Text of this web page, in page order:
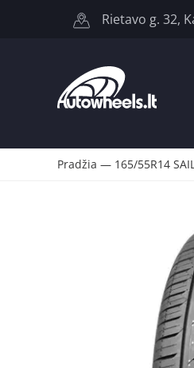
Rietavo g. 32,
Pradžia — 165/55R14